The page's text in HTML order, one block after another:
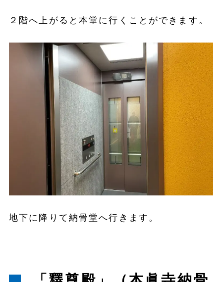
２階へ上がると本堂に行くことができます。
地下に降りて納骨堂へ行きます。